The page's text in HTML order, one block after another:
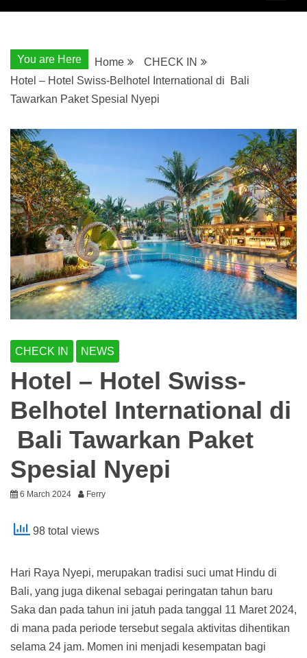
You are Here Home
CHECK IN
Hotel – Hotel Swiss-Belhotel International di Bali
Tawarkan Paket Spesial Nyepi
CHECK IN NEWS
Hotel – Hotel Swiss-
Belhotel International di
Bali Tawarkan Paket
Spesial Nyepi
6 March 2024 Ferry
98 total views
Hari Raya Nyepi, merupakan tradisi suci umat Hindu di
Bali, yang juga dikenal sebagai peringatan tahun baru
Saka dan pada tahun ini jatuh pada tanggal 11 Maret 2024,
di mana pada periode tersebut segala aktivitas dihentikan
selama 24 jam. Momen ini menjadi kesempatan bagi